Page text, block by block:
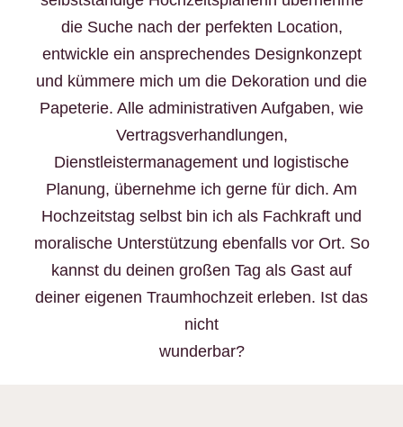
die Suche nach der perfekten Location,
entwickle ein ansprechendes Designkonzept
und kümmere mich um die Dekoration und die
Papeterie. Alle administrativen Aufgaben, wie
Vertragsverhandlungen,
Dienstleistermanagement und logistische
Planung, übernehme ich gerne für dich. Am
Hochzeitstag selbst bin ich als Fachkraft und
moralische Unterstützung ebenfalls vor Ort. So
kannst du deinen großen Tag als Gast auf
deiner eigenen Traumhochzeit erleben. Ist das
nicht
wunderbar?